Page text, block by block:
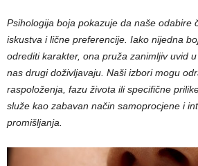
Psihologija boja pokazuje da naše odabire
iskustva i lične preferencije. Iako nijedna
odrediti karakter, ona pruža zanimljiv uvid
nas drugi doživljavaju. Naši izbori mogu
raspoloženja, fazu života ili specifične
služe kao zabavan način samoprocjene i
promišljanja.